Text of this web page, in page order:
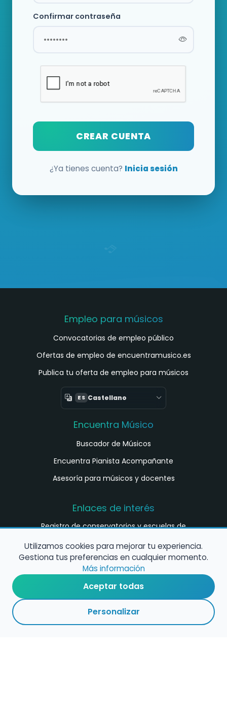
Confirmar contraseña
CREAR CUENTA
¿Ya tienes cuenta? Inicia sesión
Empleo para músicos
Convocatorias de empleo público
Ofertas de empleo de encuentramusico.es
Publica tu oferta de empleo para músicos
ES Castellano
Encuentra Músico
Buscador de Músicos
Encuentra Pianista Acompañante
Asesoría para músicos y docentes
Enlaces de interés
Registro de conservatorios y escuelas de
Configura alertas de empleo
Contacta con nosotros
Utilizamos cookies para mejorar tu experiencia.
Gestiona tus preferencias en cualquier momento.
Más información
Aceptar todas
Personalizar